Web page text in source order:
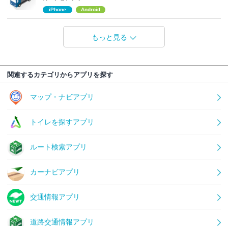
iPhone Android
もっと見る
関連するカテゴリからアプリを探す
マップ・ナビアプリ
トイレを探すアプリ
ルート検索アプリ
カーナビアプリ
交通情報アプリ
道路交通情報アプリ